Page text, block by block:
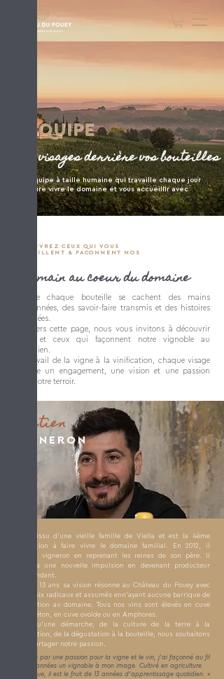
L'ÉQUIPE
Des visages derrière vos bouteilles
Une équipe à taille humaine qui travaille chaque jour
pour faire vivre le domaine et vous accueillir avec
DÉCOUVREZ CEUX QUI VOUS
ACCUEILLENT & FACONNENT NOS
L'humain au coeur du domaine
Derrière chaque bouteille se cachent des mains
passionnées, des savoir-faire transmis et des histoires
partagées.
À travers cette page, nous vous invitons à découvrir
celles et ceux qui façonnent notre vignoble au
quotidien.
Du travail de la vigne à la vinification, chaque visage
raconte un engagement, une vision et une passion
pour notre terroir.
Bastien
VIGNERON
Il est issu d'une vieille famille de Viella et est la 4ème
génération à faire vivre le domaine familial. En 2012, il
devient vigneron en reprenant les reines de son père. Il
donnera une nouvelle impulsion en devenant producteur
indépendant.
Depuis 13 ans sa vision résonne au Château du Pouey avec
des choix radicaux et assumés enn'ayant aucune barrique de
vinification au domaine. Tous nos vins sont élevés en cuve
inox, béton, en cuve ovoïde ou en Amphores.
Plus qu'une démarche, de la culture de la terre à la
vinification, de la dégustation à la bouteille, nous souhaitons
vous partager notre passion.
« Animé par une passion pour la vigne et le vin, j’ai façonné au fil
des années un vignoble à mon image. Cultivé en agriculture
biologique, il est le fruit de 13 années d’apprentissage quotidien. »